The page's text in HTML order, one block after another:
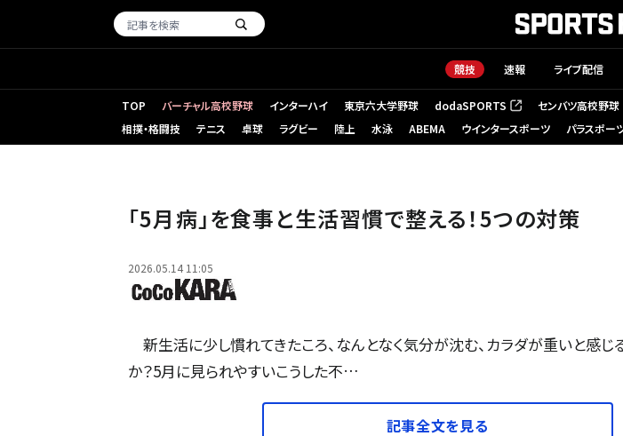
競技 速報 ライブ配信
TOP バーチャル高校野球 インターハイ 東京六大学野球 dodaSPORTS
（新しいタブで開く） センバツ高校野球
相撲・格闘技
テニス 卓球 ラグビー 陸上 水泳 ABEMA ウインタースポーツ パラスポー
「5月病」を食事と生活習慣で整える！5つの対策
2026.05.14 11:05
新生活に少し慣れてきたころ、なんとなく気分が沈む、カラダが重いと感じ
か？5月に見られやすいこうした不…
記事全文を見る